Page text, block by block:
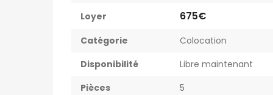
Loyer 675€
Catégorie
Colocation
Disponibilité
Libre maintenant
Pièces
5